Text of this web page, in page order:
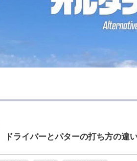
ライバーとパターの打ち方の違